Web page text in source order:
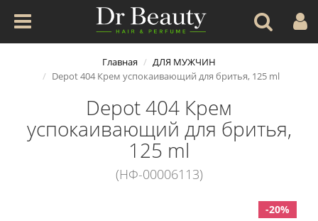
Главная
ДЛЯ МУЖЧИН
Depot 404 Крем успокаивающий для бритья, 125 ml
Depot 404 Крем
успокаивающий для бритья,
125 ml
(НФ-00006113)
-20%